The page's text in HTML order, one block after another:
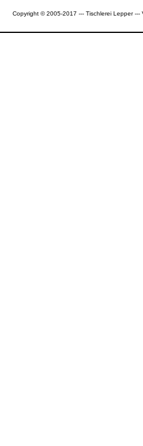
Copyright © 2005-2017 --- Tischlerei Lepper